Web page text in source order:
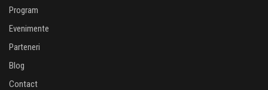
Program
Evenimente
Parteneri
Blog
Contact